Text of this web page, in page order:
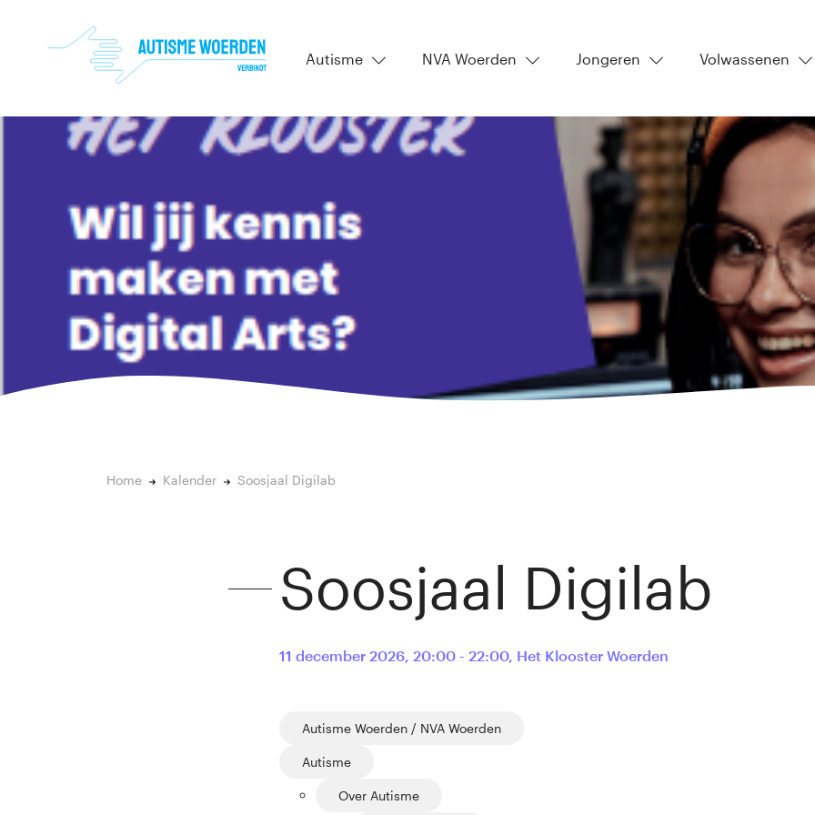
Autisme NVA Woerden Jongeren Volwassenen
Home Kalender Soosjaal Digilab
Soosjaal Digilab
11 december 2026, 20:00 - 22:00, Het Klooster Woerden
Autisme Woerden / NVA Woerden
Autisme
Over Autisme